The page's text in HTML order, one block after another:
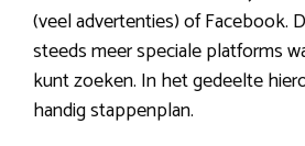
(veel advertenties) of Facebook.
steeds meer speciale platforms
kunt zoeken. In het gedeelte
handig stappenplan.